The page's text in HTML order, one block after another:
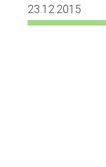
23.12.2015